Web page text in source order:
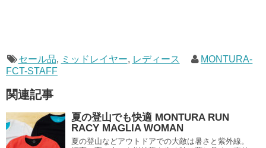
セール品, ミッドレイヤー, レディース
MONTURA-
FCT-STAFF
関連記事
夏の登山でも快適 MONTURA RUN
RACY MAGLIA WOMAN
夏の登山などアウトドアでの大敵は暑さと紫外線。